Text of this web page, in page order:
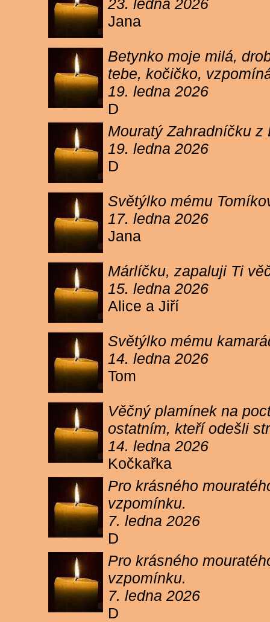
23. ledna 2026
Jana
Betynko moje milá,
tebe, kočičko,
19. ledna 2026
D
Mouratý Zahradníčku
19. ledna 2026
D
Světýlko mému
17. ledna 2026
Jana
Márlíčku, zapaluji Ti
15. ledna 2026
Alice a Jiří
Světýlko mému
14. ledna 2026
Tom
Věčný plamínek na
ostatním, kteří odešli
14. ledna 2026
Kočkařka
Pro krásného
vzpomínku.
7. ledna 2026
D
Pro krásného
vzpomínku.
7. ledna 2026
D